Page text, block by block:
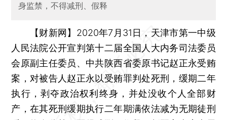
身监禁，不得减刑、假释
【财新网】 2020年7月31日，天津市第一中级
人民法院公开宣判第十二届全国人大内务司法委员
会原副主任委员、中共陕西省委原书记赵正永受贿
案，对被告人赵正永以受贿罪判处死刑，缓期二年
执行，剥夺政治权利终身，并处没收个人全部财
产，在其死刑缓期执行二年期满依法减为无期徒刑